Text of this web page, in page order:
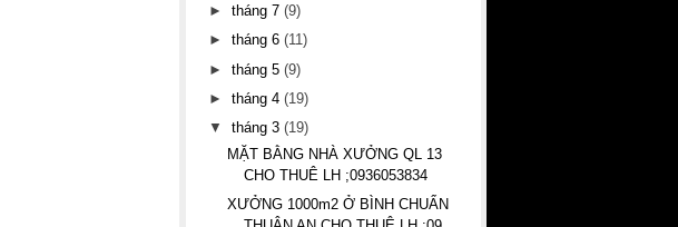
►tháng 7(9)
►tháng 6(11)
►tháng 5(9)
►tháng 4(19)
▼
tháng 3(19)
MẶT BẰNG NHÀ XƯỞNG QL 13
CHO THUÊ LH ;0936053834
XƯỞNG 1000m2 Ở BÌNH CHUẨN